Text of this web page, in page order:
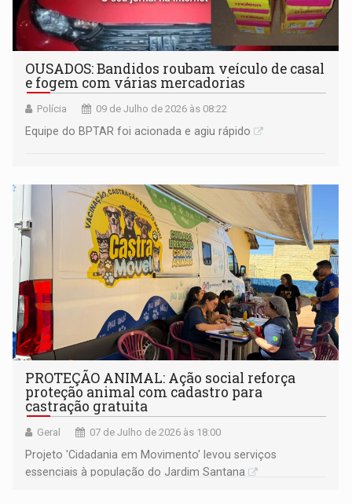
OUSADOS: Bandidos roubam veículo de casal
e fogem com várias mercadorias
Polícia 09 de Julho de 2026 às 08:22
Equipe do BPTAR foi acionada e agiu rápido
PROTEÇÃO ANIMAL: Ação social reforça
proteção animal com cadastro para
castração gratuita
Geral 07 de Julho de 2026 às 18:00
Projeto 'Cidadania em Movimento' levou serviços
essenciais à população do Jardim Santana